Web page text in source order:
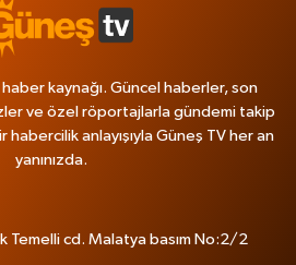
kaynağı. Güncel haberler, son
ve özel röportajlarla gündemi takip
habercilik anlayışıyla Güneş TV her an
yanınızda.
Temelli cd. Malatya basım No:2/2